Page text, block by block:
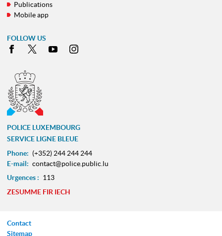
Publications
Mobile app
FOLLOW US
Facebook
X Youtube
POLICE LUXEMBOURG
SERVICE LIGNE BLEUE
Phone: (+352) 244 244 244
E-mail: contact@police.public.lu
Urgences : 113
ZESUMME FIR IECH
Contact
Sitemap